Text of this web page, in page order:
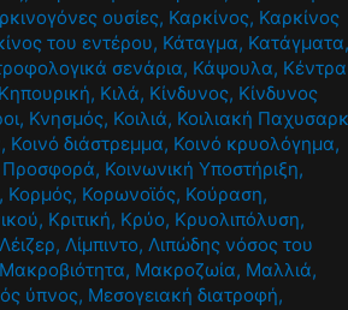
ουσίες, Καρκίνος, Καρκίνος
του εντέρου, Κάταγμα, Κατάγματα,
σενάρια, Κάψουλα, Κέντρα
Κηπουρική, Κιλά, Κίνδυνος, Κίνδυνος
, Κνησμός, Κοιλιά, Κοιλιακή
, Κοινό διάστρεμμα, Κοινό κρυολόγημα,
Προσφορά, Κοινωνική Υποστήριξη,
, Κορμός, Κορωνοϊός, Κούραση,
, Κριτική, Κρύο, Κρυολιπόλυση,
Λέιζερ, Λίμπιντο, Λιπώδης νόσος του
Μακροβιότητα, Μακροζωία, Μαλλιά,
ύπνος, Μεσογειακή διατροφή,